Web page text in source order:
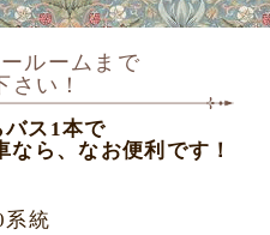
ルームまで
さい！
ス1本で
ら、なお便利です！
系統